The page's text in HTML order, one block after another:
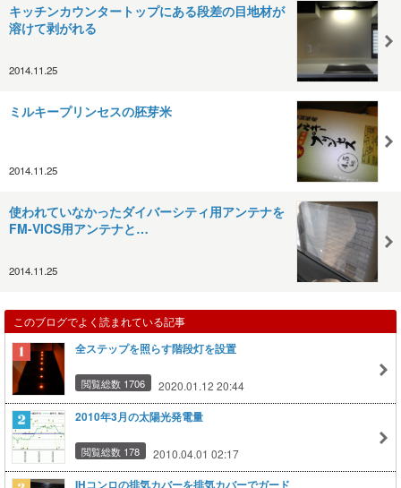
キッチンカウンタートップにある段差の目地材が
溶けて剥がれる
2014.11.25
ミルキープリンセスの胚芽米
2014.11.25
使われていなかったダイバーシティ用アンテナを
FM-VICS用アンテナと…
2014.11.25
このブログでよく読まれている記事
全ステップを照らす階段灯を設置
閲覧総数 1706 2020.01.12 20:44
2010年3月の太陽光発電量
閲覧総数 178 2010.04.01 02:17
IHコンロの排気カバーを排気カバーでガード